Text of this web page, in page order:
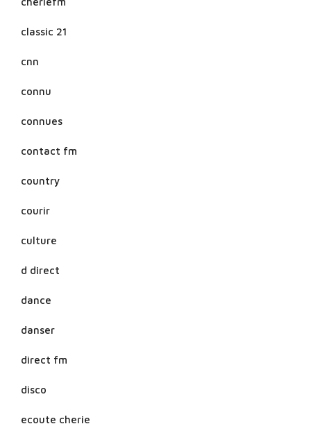
classic 21
cnn
connu
connues
contact fm
country
courir
culture
d direct
dance
danser
direct fm
disco
ecoute cherie